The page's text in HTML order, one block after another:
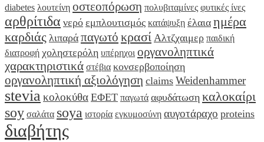
diabetes λουτείνη οστεοπόρωση πολυβιταμίνες φυτικές ίνες
αρθρίτιδα νερό εμπλουτισμός κατάψυξη έλαια ημέρα
καρδιάς λιπαρά παγωτό κρασί Αλτζχαιμερ παιδική
διατροφή χοληστερόλη υπέρηχοι οργανοληπτικά
χαρακτηριστικά στέβια κονσερβοποίηση
οργανοληπτική αξιολόγηση claims Weidenhammer
stevia κολοκύθα ΕΦΕΤ παγωτά αφυδάτωση καλοκαίρι
soy σαλάτα soya ιστορία εγκυμοσύνη αυγοτάραχο proteins
διαβήτης